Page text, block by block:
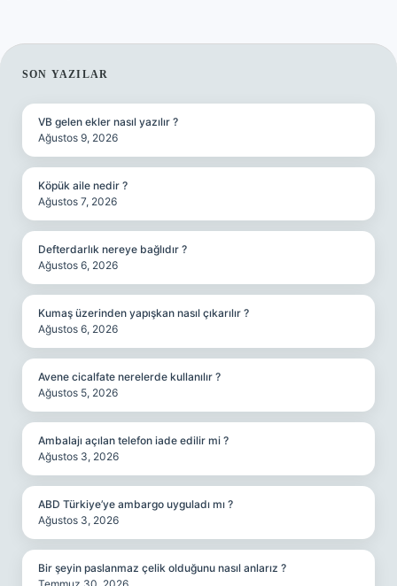
SIDEBAR
SON YAZILAR
VB gelen ekler nasıl yazılır ?
Ağustos 9, 2026
Köpük aile nedir ?
Ağustos 7, 2026
Defterdarlık nereye bağlıdır ?
Ağustos 6, 2026
Kumaş üzerinden yapışkan nasıl çıkarılır ?
Ağustos 6, 2026
Avene cicalfate nerelerde kullanılır ?
Ağustos 5, 2026
Ambalajı açılan telefon iade edilir mi ?
Ağustos 3, 2026
ABD Türkiye’ye ambargo uyguladı mı ?
Ağustos 3, 2026
Bir şeyin paslanmaz çelik olduğunu nasıl anlarız ?